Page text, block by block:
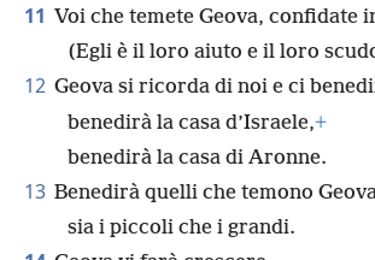
11 Voi che temete Geova, confidate
(Egli è il loro aiuto e il loro
12 Geova si ricorda di noi e ci
benedirà la casa d’Israele,+
benedirà la casa di Aronne.
13 Benedirà quelli che temono
sia i piccoli che i grandi.